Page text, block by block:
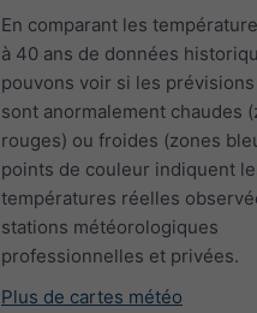
En comparant les
à 40 ans de données
pouvons voir si les
sont anormalement chaudes
rouges) ou froides (zones
points de couleur indiquent
températures réelles
stations météorologiques
professionnelles et privées.
Plus de cartes météo